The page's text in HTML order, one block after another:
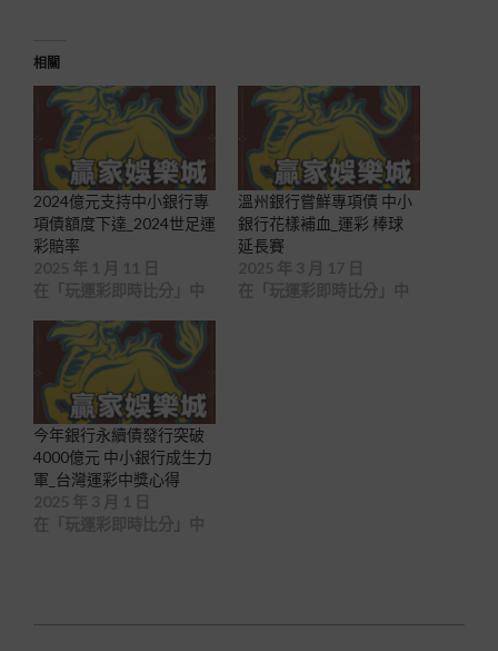
相關
2024億元支持中小銀行專
項債額度下達_2024世足運
彩賠率
溫州銀行嘗鮮專項債 中小
銀行花樣補血_運彩 棒球
延長賽
今年銀行永續債發行突破
4000億元 中小銀行成生力
軍_台灣運彩中獎心得